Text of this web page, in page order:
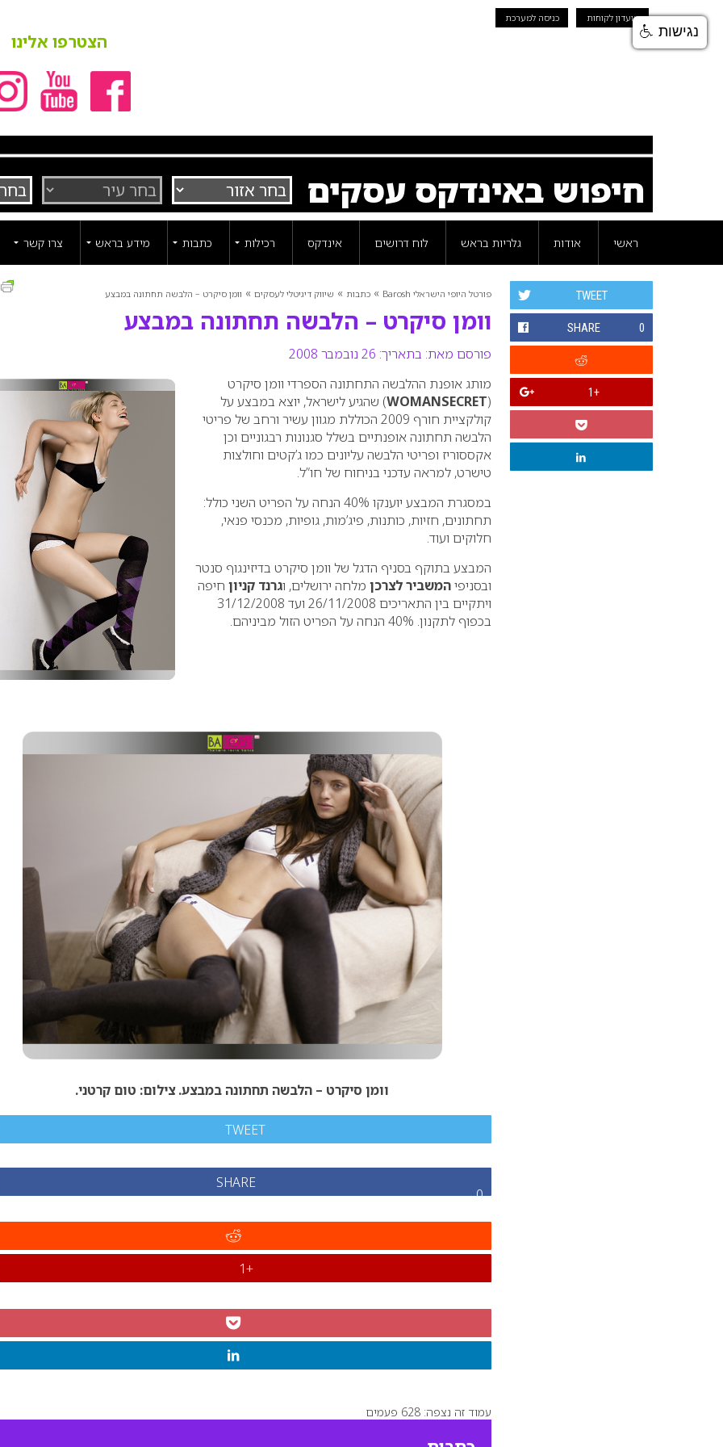
מועדון לקוחות כניסה למערכת
הצטרפו אלינו
חיפוש באינדקס עסקים
ראשי אודות גלריות בראש לוח דרושים אינדקס רכילות כתבות מידע בראש צרו קשר
פורטל היופי הישראלי Barosh » כתבות » שיווק דיגיטלי לעסקים » וומן סיקרט – הלבשה תחתונה במבצע
וומן סיקרט – הלבשה תחתונה במבצע
פורסם מאת: בתאריך: 26 נובמבר 2008
TWEET
SHARE 0
+1
מותג אופנת ההלבשה התחתונה הספרדי וומן סיקרט
(
WOMANSECRET) שהגיע לישראל, יוצא במבצע על
קולקציית חורף 2009 הכוללת מגוון עשיר ורחב של פריטי
הלבשה תחתונה אופנתיים בשלל סגנונות רבגוניים וכן
אקססוריז ופריטי הלבשה עליונים כמו ג’קטים וחולצות
טישרט, למראה עדכני בניחוח של חו”ל.
במסגרת המבצע יוענקו 40% הנחה על הפריט השני כולל:
תחתונים, חזיות, כותנות, פיג’מות, גופיות, מכנסי פנאי,
חלוקים ועוד.
המבצע בתוקף בסניף הדגל של וומן סיקרט בדיזינגוף סנטר
ובסניפיהמשביר לצרכן מלחה ירושלים, וגרנד קניון חיפה
ויתקיים בין התאריכים 26/11/2008 ועד 31/12/2008
בכפוף לתקנון.
וומן סיקרט – הלבשה תחתונה במבצע. צילום: טום קרטני.
TWEET
SHARE
0
+1
עמוד זה נצפה: 628 פעמים
נגישות